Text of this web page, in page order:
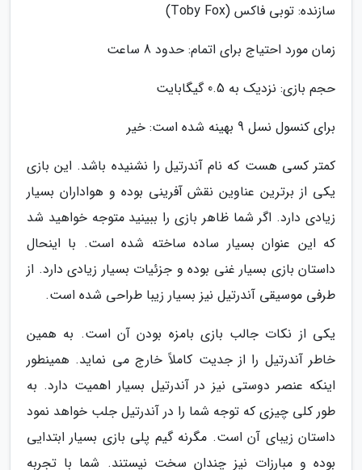
سازنده: توبی فاکس (Toby Fox)
زمان مورد احتیاج برای اتمام: حدود 8 ساعت
حجم بازی: نزدیک به 0.5 گیگابایت
برای کنسول نسل 9 بهینه شده است: خیر
کمتر کسی هست که نام آندرتیل را نشنیده باشد. این بازی
یکی از برترین عناوین نقش آفرینی بوده و هواداران بسیار
زیادی دارد. اگر شما ظاهر بازی را ببینید متوجه خواهید شد
که این عنوان بسیار ساده ساخته شده است. با اینحال
داستان بازی بسیار غنی بوده و جزئیات بسیار زیادی دارد. از
طرفی موسیقی آندرتیل نیز بسیار زیبا طراحی شده است.
یکی از نکات جالب بازی بامزه بودن آن است. به همین
خاطر آندرتیل را از جدیت کاملاً خارج می نماید. همینطور
اینکه عنصر دوستی نیز در آندرتیل بسیار اهمیت دارد. به
طور کلی چیزی که توجه شما را در آندرتیل جلب خواهد نمود
داستان زیبای آن است. مگرنه گیم پلی بازی بسیار ابتدایی
بوده و مبارزات نیز چندان سخت نیستند. شما با تجربه